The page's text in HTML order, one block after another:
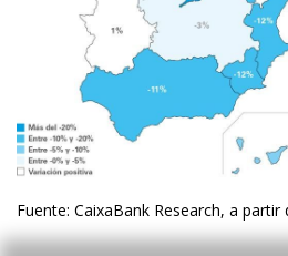
Fuente: CaixaBank Research, a partir